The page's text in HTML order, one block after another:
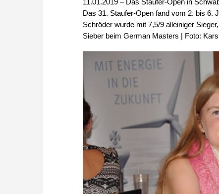
Das 31. Staufer-Open fand vom 2. bis 6.
Schröder wurde mit 7,5/9 alleiniger
Sieber beim German Masters | Foto: